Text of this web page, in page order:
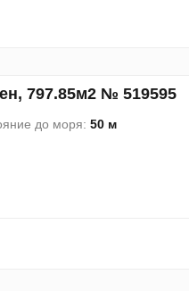
797.85м2 № 519595
до моря: 50 м